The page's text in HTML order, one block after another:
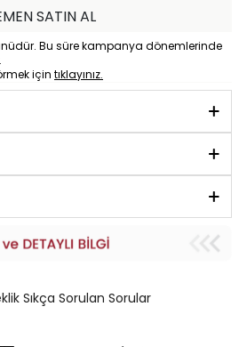
SATIN AL
Bu süre kampanya dönemlerinde
için tıklayınız.
Sıkça Sorulan Sorular